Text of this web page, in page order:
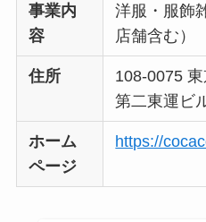
事業内
容
洋服・服飾
店舗含む）
住所
108-0075
第二東運ビ
ホーム
ページ
https://